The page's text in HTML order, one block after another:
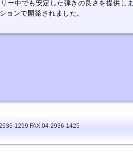
ー中でも安定した弾きの良さを提供しま
ョンで開発されました。
1299 FAX.04-2936-1425